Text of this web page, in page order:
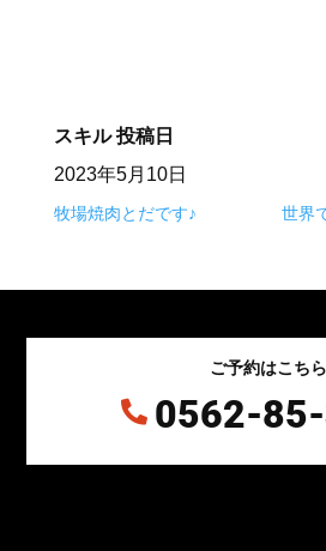
スキル 投稿日
2023年5月10日
牧場焼肉とだです♪ 世界
ご予約はこちら
 0562-